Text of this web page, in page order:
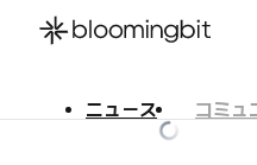
ニュース コミュ